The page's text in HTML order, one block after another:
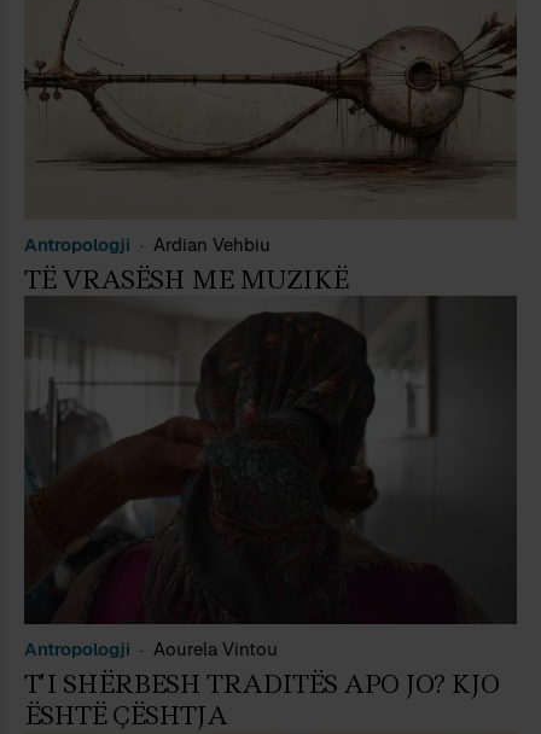
Antropologji Ardian Vehbiu
TË VRASËSH ME MUZIKË
Antropologji Aourela Vintou
T’I SHËRBESH TRADITËS APO JO? KJO
ËSHTË ÇËSHTJA